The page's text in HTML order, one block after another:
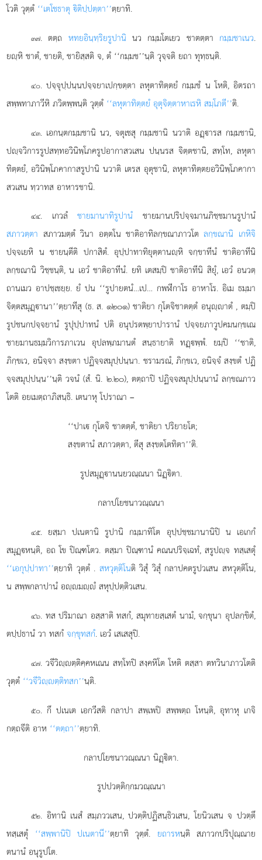
โวติ วุตฺตํ ‘‘เตโชธาตุ ิติปฺปตฺตา’’ตฺยาทิ.
๓๗. ตตฺถ หทยอินฺทฺริยรูปานิ นว กมฺมโตเยว ชาตตฺตา กมฺมชาเนว.
ยฺหิ ชาตํ, ชายติ, ชายิสฺสติ จ, ตํ ‘‘กมฺมช’’นฺติ วุจฺจติ ยถา ทุทฺธนฺติ.
๔๐. ปจฺจุปฺปนฺนปจฺจยาเปกฺขตฺตา ลหุตาทิตฺตยํ กมฺมชํ น โหติ, อิตรถา
สพฺพทาภาวีหิ ภวิตพฺพนฺติ วุตฺตํ ‘‘ลหุตาทิตฺตยํ อุตุจิตฺตาหาเรหิ สมฺโภตี’’ติ.
๔๓. เอกนฺตกมฺมชานินว, จตุเชสุ กมฺมชานิ นวาติ อฏฺารส กมฺมชานิ,
ปฺจวิการรูปสทฺทอวินิพฺโภครูปอากาสวเสน ปนฺนรส จิตฺตชานิ, สทฺโท, ลหุตา
ทิตฺตยํ, อวินิพฺโภคากาสรูปานิ นวาติ เตรส อุตุชานิ, ลหุตาทิตฺตยอวินิพฺโภคากา
สวเสน ทฺวาทส อาหารชานิ.
๔๔. เกวลํชายมานาทิรูปานํ ชายมานปริปจฺจมานภิชฺชมานรูปานํ
สภาวตฺตา สภาวมตฺตํ วินา อตฺตโน ชาติอาทิลกฺขณาภาวโตลกฺขณานิ เกหิจิ
ปจฺจเยหิ น ชายนฺตีติ ปกาสิตํ. อุปฺปาทาทิยุตฺตานฺหิ จกฺขาทีนํ ชาติอาทีนิ
ลกฺขณานิ วิชฺชนฺติ, น เอวํ ชาติอาทีนํ. ยทิ เตสมฺปิ ชาติอาทีนิ สิยุํ, เอวํ อนวตฺ
ถานเมว อาปชฺเชยฺย. ยํ ปน ‘‘รูปายตนํ…เป… กพฬีกาโร อาหาโร. อิเม ธมฺมา
จิตฺตสมุฏฺานา’’ตฺยาทีสุ (ธ. ส. ๑๒๐๑) ชาติยา กุโตจิชาตตฺตํ อนุฺาตํ, ตมฺปิ
รูปชนกปจฺจยานํ รูปุปฺปาทนํ ปติ อนุปรตพฺยาปารานํ ปจฺจยภาวูปคมนกฺขเณ
ชายมานธมฺมวิการภาเวน อุปลพฺภมานตํ สนฺธายาติ ทฏฺพฺพํ. ยมฺปิ ‘‘ชาติ,
ภิกฺขเว, อนิจฺจา สงฺขตา ปฏิจฺจสมุปฺปนฺนา. ชรามรณํ, ภิกฺขเว, อนิจฺจํ สงฺขตํ ปฏิ
จฺจสมุปฺปนฺน’’นฺติ วจนํ (สํ. นิ. ๒.๒๐), ตตฺถาปิ ปฏิจฺจสมุปฺปนฺนานํ ลกฺขณภาว
โตติ อยเมตฺถาภิสนฺธิ. เตนาหุ โปราณา –
‘‘ปาเ กุโตจิ ชาตตฺตํ, ชาติยา ปริยายโต;
สงฺขตานํ สภาวตฺตา, ตีสุ สงฺขตโตทิตา’’ติ.
รูปสมุฏฺานนยวณฺณนา นิฏฺิตา.
กลาปโยชนาวณฺณนา
๔๕. ยสฺมา ปเนตานิ รูปานิ กมฺมาทิโต อุปฺปชฺชมานานิปิ น เอเกกํ
สมุฏฺหนฺติ, อถ โข ปิณฺฑโตว. ตสฺมา ปิณฺฑานํ คณนปริจฺเฉทํ, สรูปฺจ ทสฺเสตุํ
‘‘เอกุปฺปาทา’’ตฺยาทิ วุตฺตํ . สหวุตฺติโนติ วิสุํ วิสุํ กลาปคตรูปวเสน สหวุตฺติโน,
น สพฺพกลาปานํ อฺมฺํ สหุปฺปตฺติวเสน.
๔๖. ทส ปริมาณา อสฺสาติ ทสกํ, สมุทายสฺเสตํ นามํ, จกฺขุนา อุปลกฺขิตํ,
ตปฺปธานํ วา ทสกํจกฺขุทสกํ. เอวํ เสเสสุปิ.
๔๗. วจีวิฺตฺติคฺคหเณน สทฺโทปิ สงฺคหิโต โหติ ตสฺสา ตทวินาภาวโตติ
วุตฺตํ ‘‘วจีวิฺตฺติทสก’’นฺติ.
๕๐. กึปเนเต เอกวีสติ กลาปา สพฺเพปิ สพฺพตฺถ โหนฺติ, อุทาหุ เกจิ
กตฺถจีติ อาห ‘‘ตตฺถา’’ตฺยาทิ.
กลาปโยชนาวณฺณนา นิฏฺิตา.
รูปปวตฺติกฺกมวณฺณนา
๕๒. อิทานิ เนสํ สมฺภววเสน, ปวตฺติปฏิสนฺธิวเสน, โยนิวเสน จ ปวตฺตึ
ทสฺเสตุํ ‘‘สพฺพานิปิ ปเนตานี’’ตฺยาทิ วุตฺตํ. ยถารหนฺติ สภาวกปริปุณฺณาย
ตนานํ อนุรูปโต.